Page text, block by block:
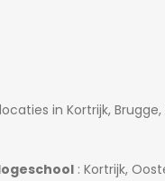
in Kortrijk,
: Kortrijk,